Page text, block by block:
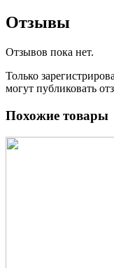
Отзывы
Отзывов пока нет.
Только
могут публиковать
Похожие товары